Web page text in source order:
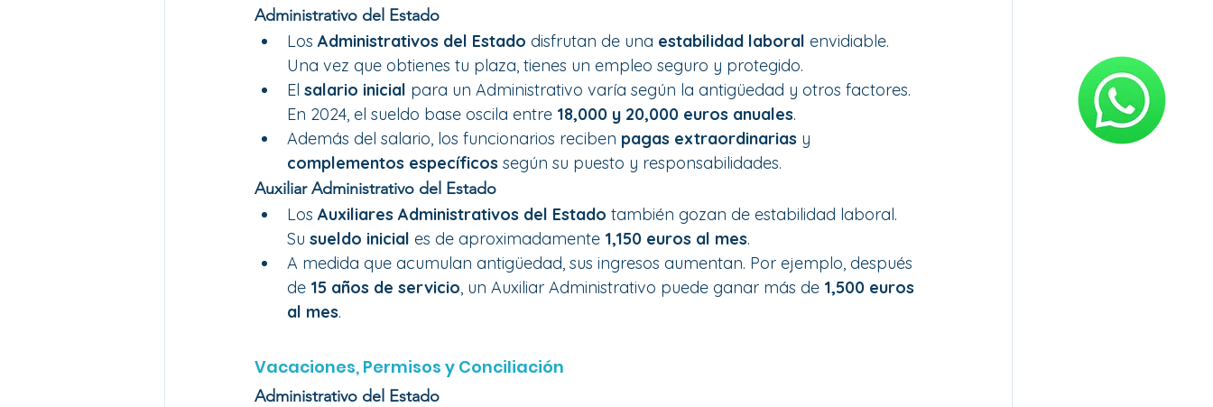
Administrativo del Estado
Los Administrativos del Estado disfrutan de una estabilidad laboral envidiable.
Una vez que obtienes tu plaza, tienes un empleo seguro y protegido.
El salario inicial para un Administrativo varía según la antigüedad y otros factores.
En 2024, el sueldo base oscila entre 18,000 y 20,000 euros anuales.
Además del salario, los funcionarios reciben pagas extraordinarias y
complementos específicos según su puesto y responsabilidades.
Auxiliar Administrativo del Estado
Los Auxiliares Administrativos del Estado también gozan de estabilidad laboral.
Su sueldo inicial es de aproximadamente 1,150 euros al mes.
A medida que acumulan antigüedad, sus ingresos aumentan. Por ejemplo, después
de 15 años de servicio, un Auxiliar Administrativo puede ganar más de 1,500 euros
al mes.
Vacaciones, Permisos y Conciliación
Administrativo del Estado